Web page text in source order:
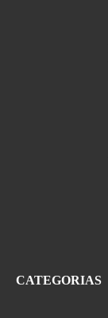
CATEGORIAS